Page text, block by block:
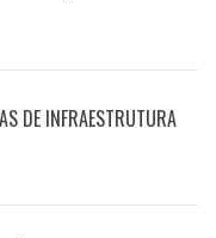
DE INFRAESTRUTURA